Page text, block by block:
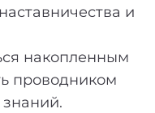
и
накопленным
проводником
знаний.